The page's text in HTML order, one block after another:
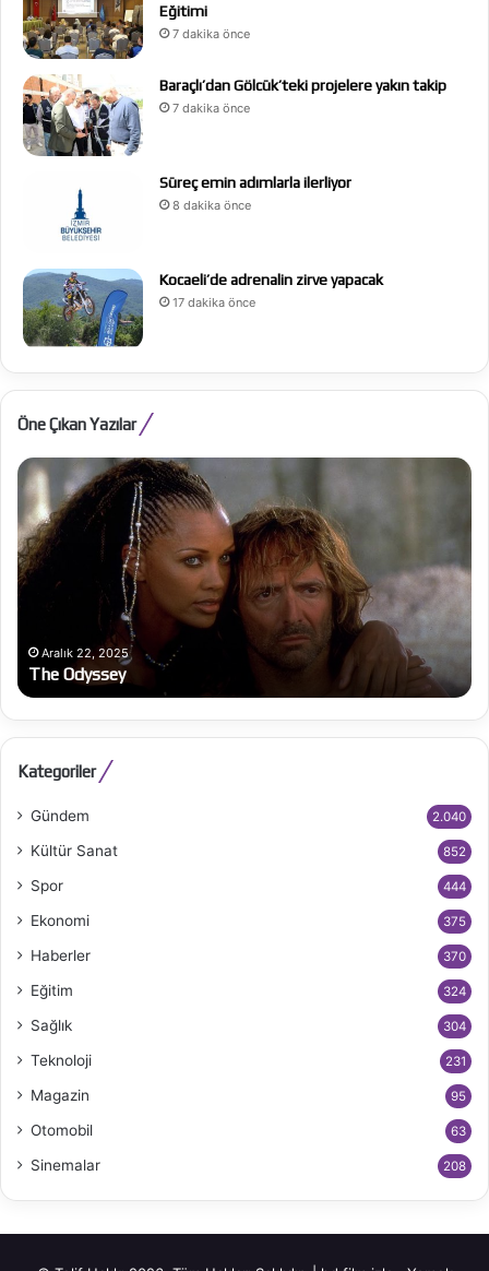
Eğitimi
7 dakika önce
Baraçlı’dan Gölcük’teki projelere yakın takip
7 dakika önce
Süreç emin adımlarla ilerliyor
8 dakika önce
Kocaeli’de adrenalin zirve yapacak
17 dakika önce
Öne Çıkan Yazılar
The
Odyssey
Aralık 22, 2025
The Odyssey
Kategoriler
Gündem 2.040
Kültür Sanat 852
Spor 444
Ekonomi 375
Haberler 370
Eğitim 324
Sağlık 304
Teknoloji 231
Magazin 95
Otomobil 63
Sinemalar 208